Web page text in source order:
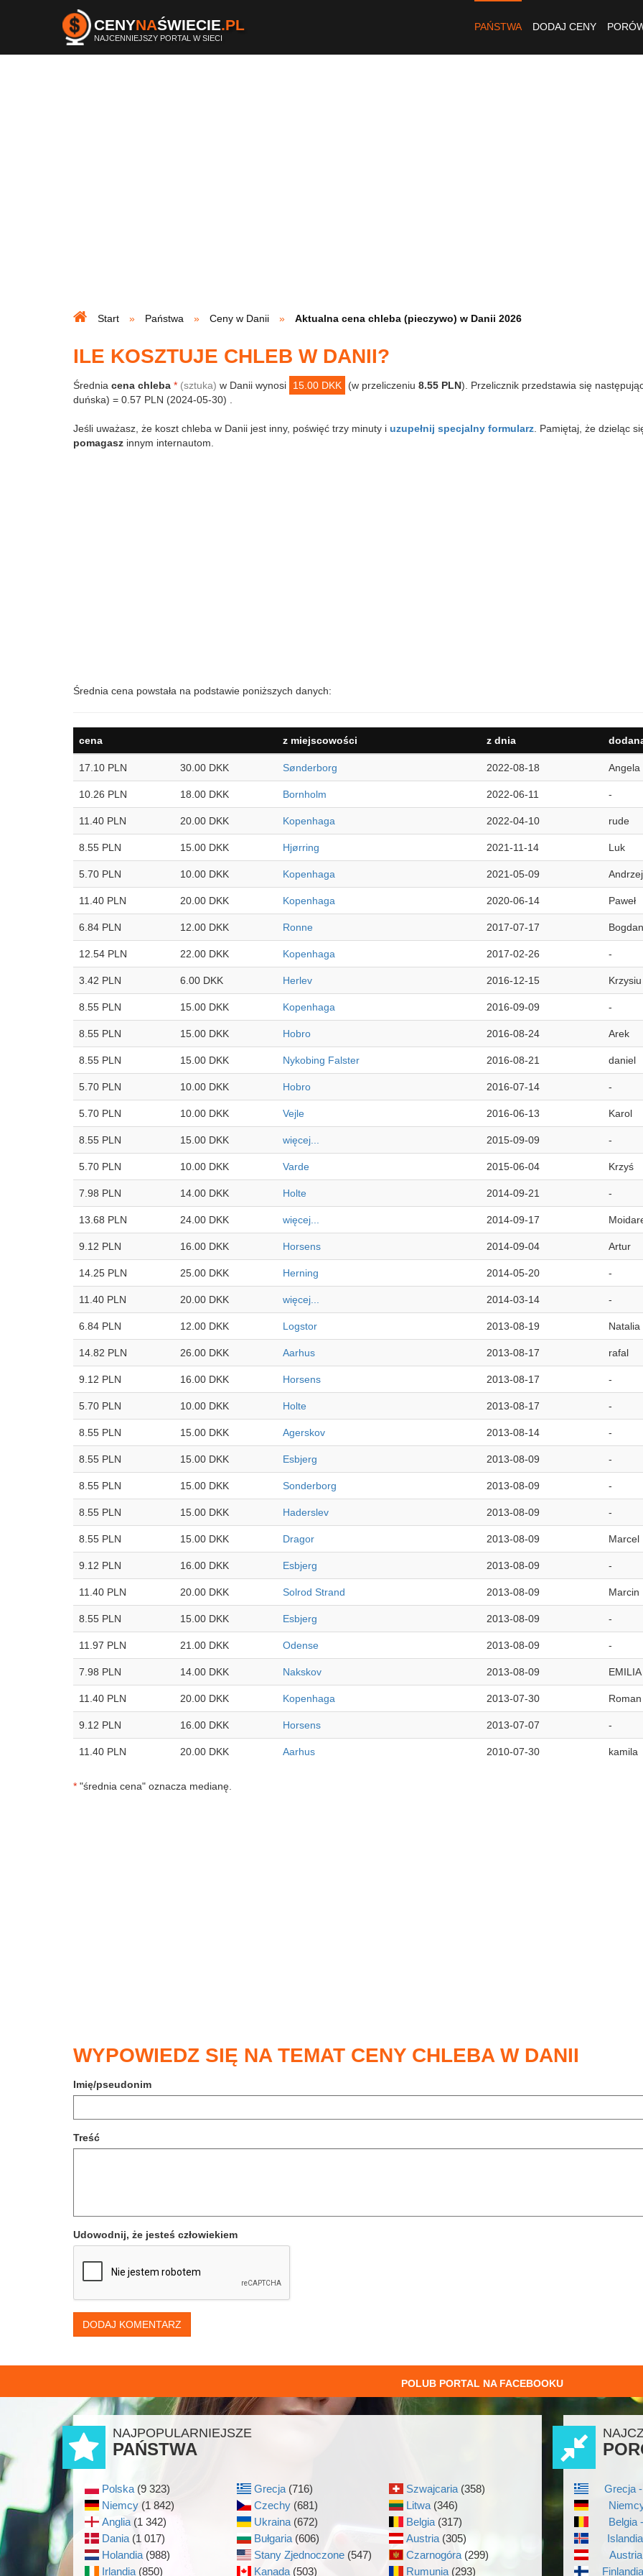
CENYNAŚWIECIE.PL
NAJCENNIEJSZY PORTAL W SIECI
PAŃSTWA DODAJ CENY
Start Państwa Ceny w Danii Aktualna cena chleba (pieczywo) w Danii 2026
ILE KOSZTUJE CHLEB W DANII?
Średnia cena chleba * (sztuka) w Danii wynosi 15.00 DKK (w przeliczeniu 8.55 PLN). Przelicznik przedstawia się
duńska) = 0.57 PLN (2024-05-30) .
Jeśli uważasz, że koszt chleba w Danii jest inny, poświęć trzy minuty i uzupełnij specjalny formularz . Pamiętaj, że dzieląc
pomagasz innym internautom.
Średnia cena powstała na podstawie poniższych danych:
cena z miejscowości z dnia
17.10 PLN 30.00 DKK Sønderborg 2022-08-18 Angela
10.26 PLN 18.00 DKK Bornholm 2022-06-11 -
11.40 PLN 20.00 DKK Kopenhaga 2022-04-10 rude
8.55 PLN 15.00 DKK Hjørring 2021-11-14 Luk
5.70 PLN 10.00 DKK Kopenhaga 2021-05-09 Andrzej
11.40 PLN 20.00 DKK Kopenhaga 2020-06-14 Paweł
6.84 PLN 12.00 DKK Ronne 2017-07-17 Bogdan
12.54 PLN 22.00 DKK Kopenhaga 2017-02-26 -
3.42 PLN 6.00 DKK Herlev 2016-12-15 Krzysiu
8.55 PLN 15.00 DKK Kopenhaga 2016-09-09 -
8.55 PLN 15.00 DKK Hobro 2016-08-24 Arek
8.55 PLN 15.00 DKK Nykobing Falster 2016-08-21 daniel
5.70 PLN 10.00 DKK Hobro 2016-07-14 -
5.70 PLN 10.00 DKK Vejle 2016-06-13 Karol
8.55 PLN 15.00 DKK więcej... 2015-09-09 -
5.70 PLN 10.00 DKK Varde 2015-06-04 Krzyś
7.98 PLN 14.00 DKK Holte 2014-09-21 -
13.68 PLN 24.00 DKK więcej... 2014-09-17
9.12 PLN 16.00 DKK Horsens 2014-09-04 Artur
14.25 PLN 25.00 DKK Herning 2014-05-20 -
11.40 PLN 20.00 DKK więcej... 2014-03-14 -
6.84 PLN 12.00 DKK Logstor 2013-08-19 Natalia
14.82 PLN 26.00 DKK Aarhus 2013-08-17 rafal
9.12 PLN 16.00 DKK Horsens 2013-08-17 -
5.70 PLN 10.00 DKK Holte 2013-08-17 -
8.55 PLN 15.00 DKK Agerskov 2013-08-14 -
8.55 PLN 15.00 DKK Esbjerg 2013-08-09 -
8.55 PLN 15.00 DKK Sonderborg 2013-08-09 -
8.55 PLN 15.00 DKK Haderslev 2013-08-09 -
8.55 PLN 15.00 DKK Dragor 2013-08-09 Marcel
9.12 PLN 16.00 DKK Esbjerg 2013-08-09 -
11.40 PLN 20.00 DKK Solrod Strand 2013-08-09 Marcin
8.55 PLN 15.00 DKK Esbjerg 2013-08-09 -
11.97 PLN 21.00 DKK Odense 2013-08-09 -
7.98 PLN 14.00 DKK Nakskov 2013-08-09 EMILIA
11.40 PLN 20.00 DKK Kopenhaga 2013-07-30 Roman
9.12 PLN 16.00 DKK Horsens 2013-07-07 -
11.40 PLN 20.00 DKK Aarhus 2010-07-30 kamila
* "średnia cena" oznacza medianę.
WYPOWIEDZ SIĘ NA TEMAT CENY CHLEBA W DANII
Imię/pseudonim
Treść
Udowodnij, że jesteś człowiekiem
DODAJ KOMENTARZ
POLUB PORTAL NA FACEBOOKU
NAJPOPULARNIEJSZE
PAŃSTWA
Polska (9 323)
Niemcy (1 842)
Anglia (1 342)
Dania (1 017)
Holandia (988)
Irlandia (850)
Grecja (716)
Czechy (681)
Ukraina (672)
Bułgaria (606)
Stany Zjednoczone (547)
Kanada (503)
Szwajcaria (358)
Litwa (346)
Belgia (317)
Austria (305)
Czarnogóra (299)
Rumunia (293)
Grecja
Belgia